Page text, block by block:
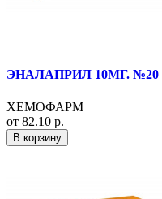
ЭНАЛАПРИЛ 10МГ.
ХЕМОФАРМ
от 82.10 р.
В корзину